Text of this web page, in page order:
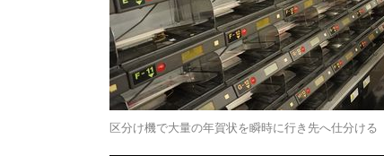
区分け機で大量の年賀状を瞬時に行き先へ仕分ける